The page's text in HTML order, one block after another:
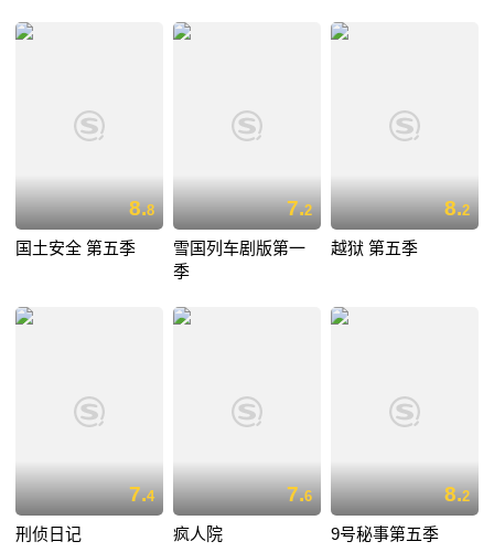
8.8
国土安全 第五季
7.2
雪国列车剧版第一
季
8.2
越狱 第五季
7.4
刑侦日记
7.6
疯人院
8.2
9号秘事第五季